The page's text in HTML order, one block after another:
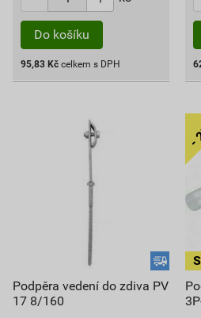
Do košíku
95,83 Kč celkem s DPH
Podpěra vedení do zdiva PV
17 8/160